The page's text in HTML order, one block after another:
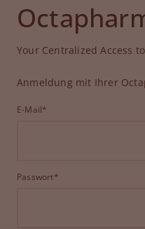
Your Centralized Access
Anmeldung mit Ihrer
E-Mail*
Passwort*